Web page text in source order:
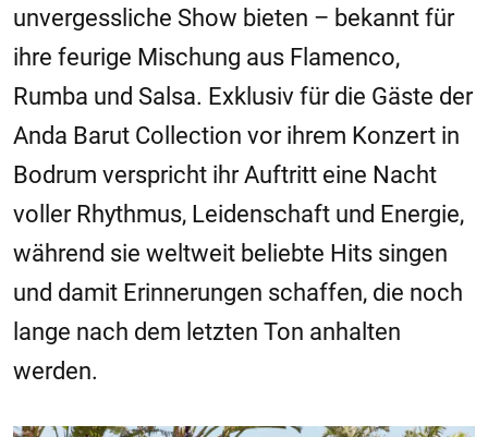
unvergessliche Show bieten – bekannt für
ihre feurige Mischung aus Flamenco,
Rumba und Salsa. Exklusiv für die Gäste der
Anda Barut Collection vor ihrem Konzert in
Bodrum verspricht ihr Auftritt eine Nacht
voller Rhythmus, Leidenschaft und Energie,
während sie weltweit beliebte Hits singen
und damit Erinnerungen schaffen, die noch
lange nach dem letzten Ton anhalten
werden.